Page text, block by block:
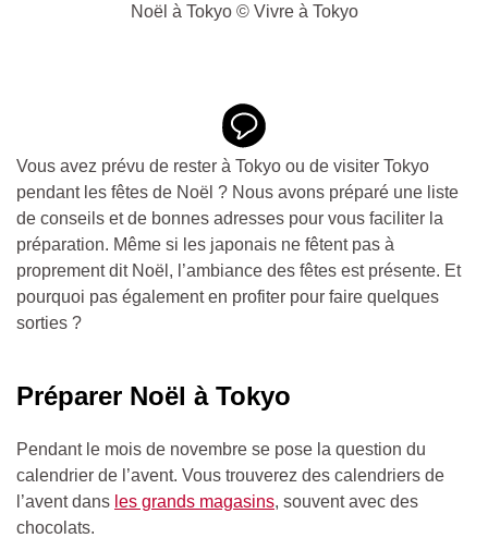
Noël à Tokyo © Vivre à Tokyo
Vous avez prévu de rester à Tokyo ou de visiter Tokyo
pendant les fêtes de Noël ? Nous avons préparé une liste
de conseils et de bonnes adresses pour vous faciliter la
préparation. Même si les japonais ne fêtent pas à
proprement dit Noël, l’ambiance des fêtes est présente. Et
pourquoi pas également en profiter pour faire quelques
sorties ?
Préparer Noël à Tokyo
Pendant le mois de novembre se pose la question du
calendrier de l’avent. Vous trouverez des calendriers de
l’avent dans les grands magasins, souvent avec des
chocolats.